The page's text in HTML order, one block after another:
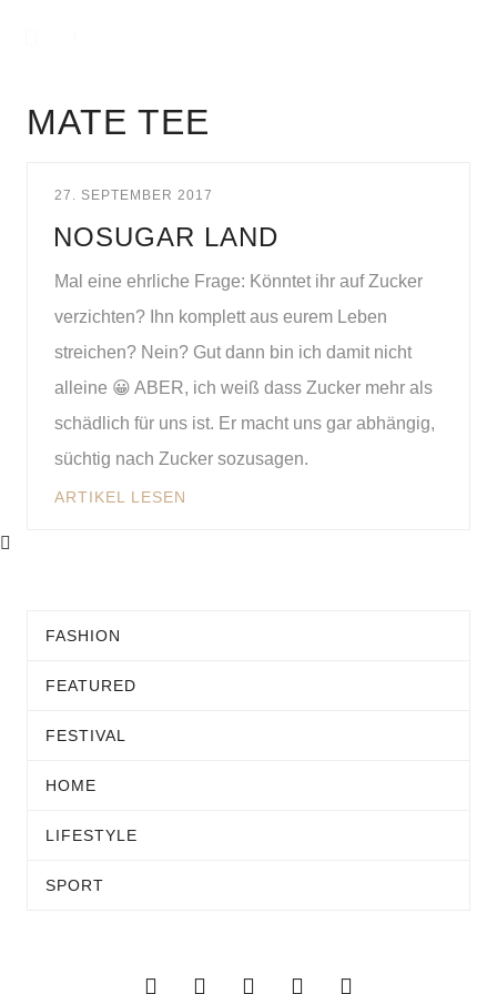
MATE TEE
27. SEPTEMBER 2017
NOSUGAR LAND
Mal eine ehrliche Frage: Könntet ihr auf Zucker
verzichten? Ihn komplett aus eurem Leben
streichen? Nein? Gut dann bin ich damit nicht
alleine 😀 ABER, ich weiß dass Zucker mehr als
schädlich für uns ist. Er macht uns gar abhängig,
süchtig nach Zucker sozusagen.
ARTIKEL LESEN
FASHION
FEATURED
FESTIVAL
HOME
LIFESTYLE
SPORT